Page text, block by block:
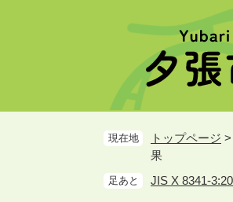
現在地 トップページ >
果
足あと JIS X 8341-